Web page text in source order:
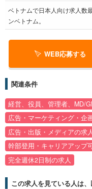
ベトナムで日本人向け求人数
ンベトナム。
WEB応募する
関連条件
経営、役員、管理者、MD/
広告・マーケティング・企
広告・出版・メディアの求
幹部登用・キャリアアップ
完全週休2日制の求人
この求人を見ている人は